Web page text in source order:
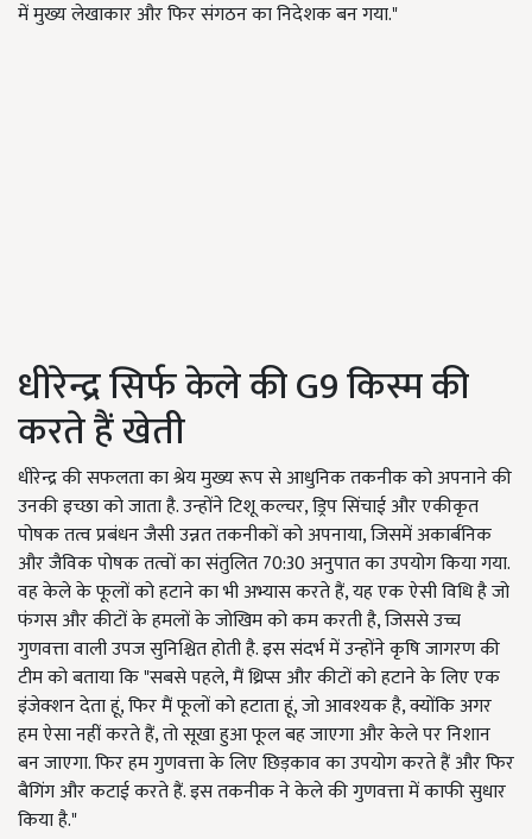
में मुख्य लेखाकार और फिर संगठन का निदेशक बन गया."
धीरेन्द्र सिर्फ केले की G9 किस्म की
करते हैं खेती
धीरेन्द्र की सफलता का श्रेय मुख्य रूप से आधुनिक तकनीक को अपनाने की
उनकी इच्छा को जाता है. उन्होंने टिशू कल्चर, ड्रिप सिंचाई और एकीकृत
पोषक तत्व प्रबंधन जैसी उन्नत तकनीकों को अपनाया, जिसमें अकार्बनिक
और जैविक पोषक तत्वों का संतुलित 70:30 अनुपात का उपयोग किया गया.
वह केले के फूलों को हटाने का भी अभ्यास करते हैं, यह एक ऐसी विधि है जो
फंगस और कीटों के हमलों के जोखिम को कम करती है, जिससे उच्च
गुणवत्ता वाली उपज सुनिश्चित होती है. इस संदर्भ में उन्होंने कृषि जागरण की
टीम को बताया कि "सबसे पहले, मैं थ्रिप्स और कीटों को हटाने के लिए एक
इंजेक्शन देता हूं, फिर मैं फूलों को हटाता हूं, जो आवश्यक है, क्योंकि अगर
हम ऐसा नहीं करते हैं, तो सूखा हुआ फूल बह जाएगा और केले पर निशान
बन जाएगा. फिर हम गुणवत्ता के लिए छिड़काव का उपयोग करते हैं और फिर
बैगिंग और कटाई करते हैं. इस तकनीक ने केले की गुणवत्ता में काफी सुधार
किया है."